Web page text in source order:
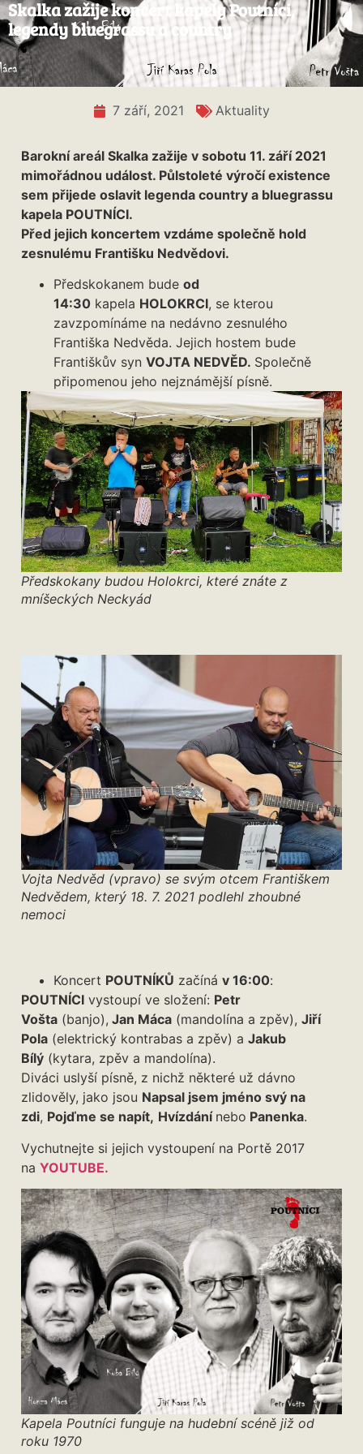
Skalka zažije koncert kapely Poutníci,
legendy bluegrassu a country
7 září, 2021 Aktuality
Barokní areál Skalka zažije v sobotu 11. září 2021
mimořádnou událost. Půlstoleté výročí existence
sem přijede oslavit legenda country a bluegrassu
kapela POUTNÍCI.
Před jejich koncertem vzdáme společně hold
zesnulému Františku Nedvědovi.
Předskokanem bude od
14:30 kapela HOLOKRCI, se kterou
zavzpomínáme na nedávno zesnulého
Františka Nedvěda. Jejich hostem bude
Františkův syn VOJTA NEDVĚD. Společně
připomenou jeho nejznámější písně.
Předskokany budou Holokrci, které znáte z
mníšeckých Neckyád
Vojta Nedvěd (vpravo) se svým otcem Františkem
Nedvědem, který 18. 7. 2021 podlehl zhoubné
nemoci
Koncert POUTNÍKŮ začíná v 16:00:
POUTNÍCI vystoupí ve složení: Petr
Vošta (banjo), Jan Máca (mandolína a zpěv), Jiří
Pola (elektrický kontrabas a zpěv) a Jakub
Bílý (kytara, zpěv a mandolína).
Diváci uslyší písně, z nichž některé už dávno
zlidověly, jako jsou Napsal jsem jméno svý na
zdi, Pojďme se napít, Hvízdání nebo Panenka.
Vychutnejte si jejich vystoupení na Portě 2017
na YOUTUBE.
Kapela Poutníci funguje na hudební scéně již od
roku 1970